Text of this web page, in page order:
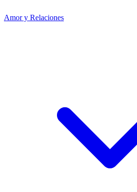
Amor y Relaciones